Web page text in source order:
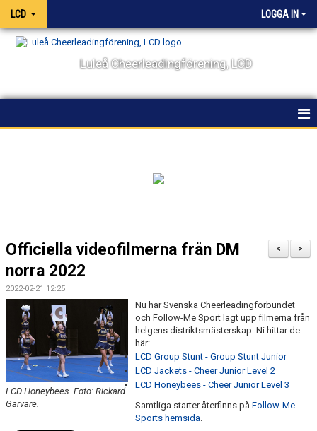
LCD LOGGA IN
Luleå Cheerleadingförening, LCD
VÅRA LAG OCH TRÄNARE
TÄVLING
LÄNKAR
>
<
Officiella videofilmerna från DM
norra 2022
2022-02-21 12:25
LCD Honeybees. Foto: Rickard
Garvare.
Nu har Svenska Cheerleadingförbundet
och Follow-Me Sport lagt upp filmerna från
helgens distriktsmästerskap. Ni hittar de
här:
LCD Group Stunt - Group Stunt Junior
LCD Jackets - Cheer Junior Level 2
LCD Honeybees - Cheer Junior Level 3
Samtliga starter återfinns på Follow-Me
Sports hemsida.